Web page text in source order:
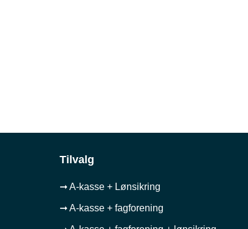
Tilvalg
➞ A-kasse + Lønsikring
➞ A-kasse + fagforening